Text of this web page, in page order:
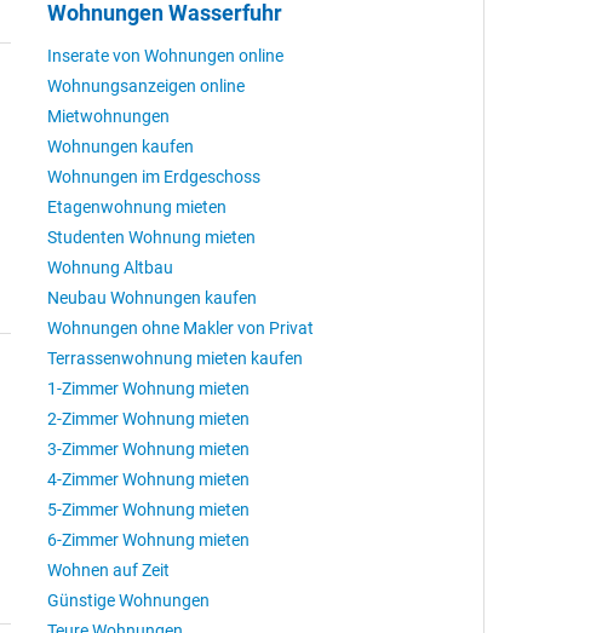
Wohnungen Wasserfuhr
Inserate von Wohnungen online
Wohnungsanzeigen online
Mietwohnungen
Wohnungen kaufen
Wohnungen im Erdgeschoss
Etagenwohnung mieten
Studenten Wohnung mieten
Wohnung Altbau
Neubau Wohnungen kaufen
Wohnungen ohne Makler von Privat
Terrassenwohnung mieten kaufen
1-Zimmer Wohnung mieten
2-Zimmer Wohnung mieten
3-Zimmer Wohnung mieten
4-Zimmer Wohnung mieten
5-Zimmer Wohnung mieten
6-Zimmer Wohnung mieten
Wohnen auf Zeit
Günstige Wohnungen